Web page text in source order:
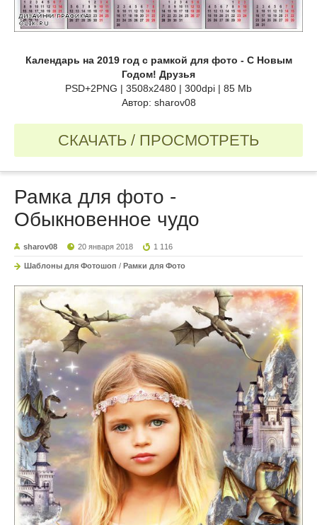
Календарь на 2019 год с рамкой для фото - С Новым
Годом! Друзья
PSD+2PNG | 3508x2480 | 300dpi | 85 Mb
Автор: sharov08
СКАЧАТЬ / ПРОСМОТРЕТЬ
Рамка для фото -
Обыкновенное чудо
sharov08 20 января 2018 1 116
Шаблоны для Фотошоп / Рамки для Фото